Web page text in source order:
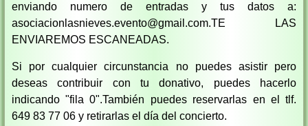
enviando numero de entradas y tus datos a:
asociacionlasnieves.evento@gmail.com.TE LAS
ENVIAREMOS ESCANEADAS.
Si por cualquier circunstancia no puedes asistir pero
deseas contribuir con tu donativo, puedes hacerlo
indicando "fila 0".También puedes reservarlas en el tlf.
649 83 77 06 y retirarlas el día del concierto.